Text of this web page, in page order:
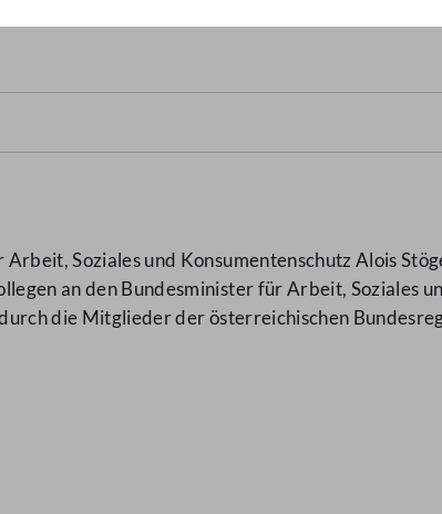
Soziales und Konsumentenschutz Alois
an den Bundesminister für Arbeit, Soziales
die Mitglieder der österreichischen